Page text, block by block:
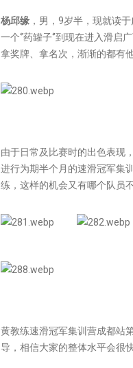
杨邱缘 ，男，9岁半，现就读
一个‘’药罐子‘’到现在进入滑
拿奖牌、拿名次，渐渐的都有
由于日常及比赛时的出色表现
进行为期半个月的速滑冠军集
练，这样的机会又有哪个队员
黄教练速滑冠军集训营成都站
导，相信大家的整体水平会很快